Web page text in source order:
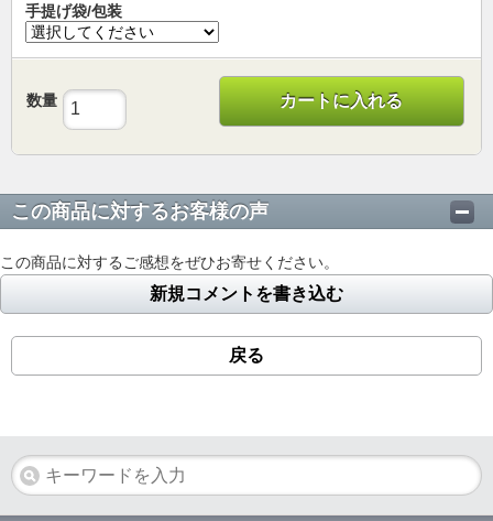
手提げ袋/包装
数量 カートに入れる
この商品に対するお客様の声
この商品に対するご感想をぜひお寄せください。
新規コメントを書き込む
戻る